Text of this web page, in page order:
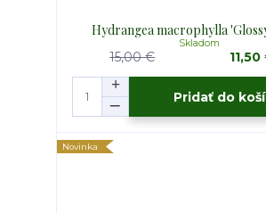
Hydrangea macrophylla
15,00 € 11,50
Skladom
Pridať do
Novinka